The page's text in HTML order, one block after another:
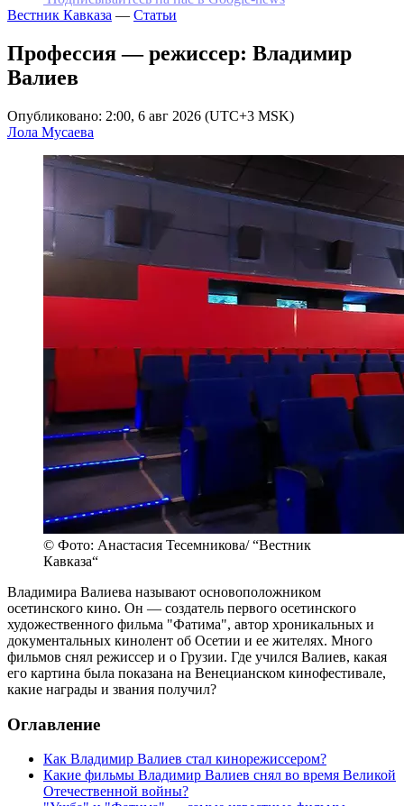
Вестник Кавказа — Статьи
Профессия — режиссер: Владимир
Валиев
Опубликовано: 2:00, 6 авг 2026 (UTC+3 MSK)
Лола Мусаева
© Фото: Анастасия Тесемникова/ “Вестник
Кавказа“
Владимира Валиева называют основоположником
осетинского кино. Он — создатель первого осетинского
художественного фильма "Фатима", автор хроникальных и
документальных кинолент об Осетии и ее жителях. Много
фильмов снял режиссер и о Грузии. Где учился Валиев, какая
его картина была показана на Венецианском кинофестивале,
какие награды и звания получил?
Оглавление
Как Владимир Валиев стал кинорежиссером?
Какие фильмы Владимир Валиев снял во время Великой
Отечественной войны?